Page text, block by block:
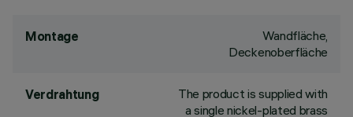
Montage
Wandfläche,
Deckenoberfläche
Verdrahtung
The product is supplied with
a single nickel-plated brass